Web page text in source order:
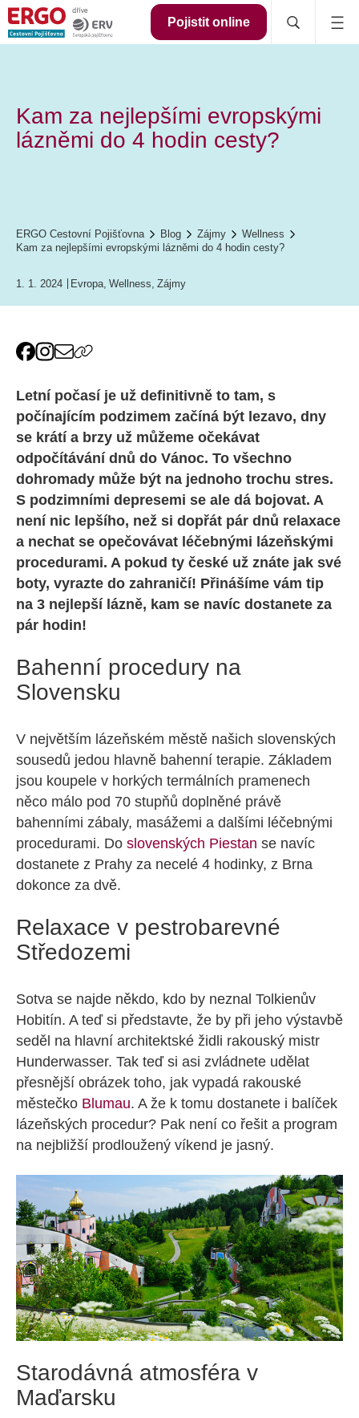
Pojistit online
Kam za nejlepšími evropskými
lázněmi do 4 hodin cesty?
ERGO Cestovní Pojišťovna Blog Zájmy
Wellness
Kam za nejlepšími evropskými lázněmi do 4 hodin cesty?
1. 1. 2024 Evropa, Wellness, Zájmy
Letní počasí je už definitivně to tam, s
počínajícím podzimem začíná být lezavo, dny
se krátí a brzy už můžeme očekávat
odpočítávání dnů do Vánoc. To všechno
dohromady může být na jednoho trochu stres.
S podzimními depresemi se ale dá bojovat. A
není nic lepšího, než si dopřát pár dnů relaxace
a nechat se opečovávat léčebnými lázeňskými
procedurami. A pokud ty české už znáte jak své
boty, vyrazte do zahraničí! Přinášíme vám tip
na 3 nejlepší lázně, kam se navíc dostanete za
pár hodin!
Bahenní procedury na
Slovensku
V největším lázeňském městě našich slovenských
sousedů jedou hlavně bahenní terapie. Základem
jsou koupele v horkých termálních pramenech
něco málo pod 70 stupňů doplněné právě
bahenními zábaly, masážemi a dalšími léčebnými
procedurami. Do slovenských Piestan se navíc
dostanete z Prahy za necelé 4 hodinky, z Brna
dokonce za dvě.
Relaxace v pestrobarevné
Středozemi
Sotva se najde někdo, kdo by neznal Tolkienův
Hobitín. A teď si představte, že by při jeho výstavbě
seděl na hlavní architektské židli rakouský mistr
Hunderwasser. Tak teď si asi zvládnete udělat
přesnější obrázek toho, jak vypadá rakouské
městečko Blumau. A že k tomu dostanete i balíček
lázeňských procedur? Pak není co řešit a program
na nejbližší prodloužený víkend je jasný.
Starodávná atmosféra v
Maďarsku